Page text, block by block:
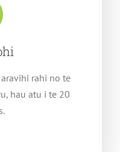
rahi no te
hau atu i te 20